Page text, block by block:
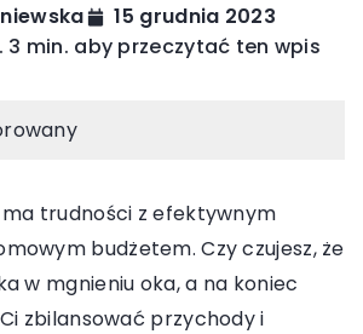
15 grudnia 2023
3 min. aby przeczytać ten wpis
ma trudności z efektywnym
budżetem. Czy czujesz, że
w mgnieniu oka, a na koniec
zbilansować przychody i